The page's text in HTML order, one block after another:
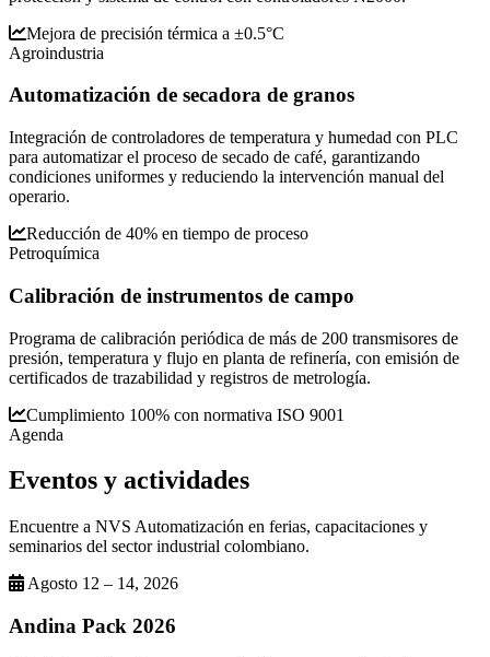
Mejora de precisión térmica a ±0.5°C
Agroindustria
Automatización de secadora de granos
Integración de controladores de temperatura y humedad con PLC
para automatizar el proceso de secado de café, garantizando
condiciones uniformes y reduciendo la intervención manual del
operario.
Reducción de 40% en tiempo de proceso
Petroquímica
Calibración de instrumentos de campo
Programa de calibración periódica de más de 200 transmisores de
presión, temperatura y flujo en planta de refinería, con emisión de
certificados de trazabilidad y registros de metrología.
Cumplimiento 100% con normativa ISO 9001
Agenda
Eventos y actividades
Encuentre a NVS Automatización en ferias, capacitaciones y
seminarios del sector industrial colombiano.
Agosto 12 – 14, 2026
Andina Pack 2026